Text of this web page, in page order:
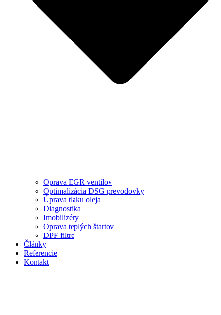
Oprava EGR ventilov
Optimalizácia DSG prevodovky
Úprava tlaku oleja
Diagnostika
Imobilizéry
Oprava teplých štartov
DPF filtre
Články
Referencie
Kontakt